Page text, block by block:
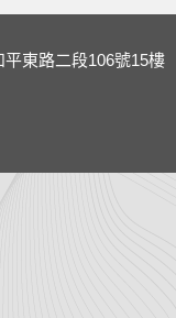
東路二段106號15樓